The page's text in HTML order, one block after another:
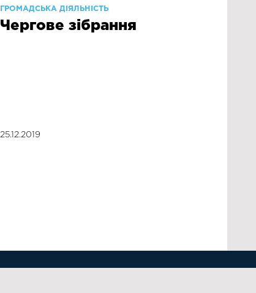
ГРОМАДСЬКА ДІЯЛЬНІСТЬ
Чергове зібрання
25.12.2019